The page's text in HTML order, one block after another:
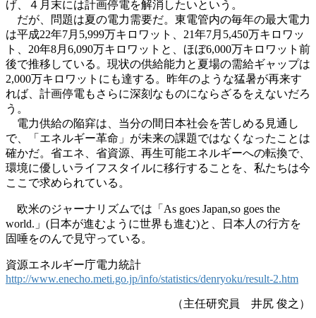
げ、４月末には計画停電を解消したいという。
だが、問題は夏の電力需要だ。東電管内の毎年の最大電力
は平成22年7月5,999万キロワット、21年7月5,450万キロワッ
ト、20年8月6,090万キロワットと、ほぼ6,000万キロワット前
後で推移している。現状の供給能力と夏場の需給ギャップは
2,000万キロワットにも達する。昨年のような猛暑が再来す
れば、計画停電もさらに深刻なものにならざるをえないだろ
う。
電力供給の陥穽は、当分の間日本社会を苦しめる見通し
で、「エネルギー革命」が未来の課題ではなくなったことは
確かだ。省エネ、省資源、再生可能エネルギーへの転換で、
環境に優しいライフスタイルに移行することを、私たちは今
ここで求められている。
欧米のジャーナリズムでは「As goes Japan,so goes the
world.」(日本が進むように世界も進む)と、日本人の行方を
固唾をのんで見守っている。
資源エネルギー庁電力統計
http://www.enecho.meti.go.jp/info/statistics/denryoku/result-2.htm
（主任研究員 井尻 俊之）